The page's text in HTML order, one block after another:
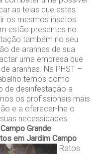
as teias que estes
os mesmos insetos.
estão presentes no
também no seu
de aranhas de sua
uma empresa que
aranhas. Na PHST –
temos como
de desinfestação a
os profissionais mais
e a oferecer-lhe o
necessidades.
Grande
em Jardim Campo
Ratos